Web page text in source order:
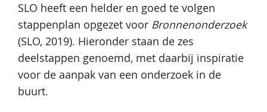
SLO heeft een helder en goed te volgen
stappenplan opgezet voor Bronnenonderzoek
(SLO, 2019). Hieronder staan de zes
deelstappen genoemd, met daarbij inspiratie
voor de aanpak van een onderzoek in de
buurt.